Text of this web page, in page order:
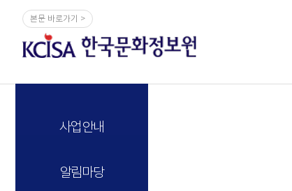
본문 바로가기 >
사업안내
알림마당